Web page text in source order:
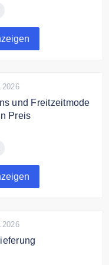
und Freitzeitmode
Preis
und Freitzeitmode